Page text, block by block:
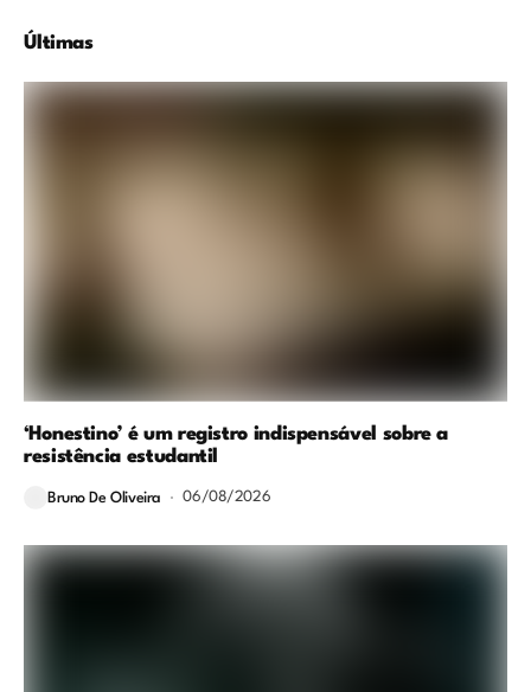
Últimas
‘Honestino’ é um registro indispensável sobre a
resistência estudantil
Bruno De Oliveira 06/08/2026